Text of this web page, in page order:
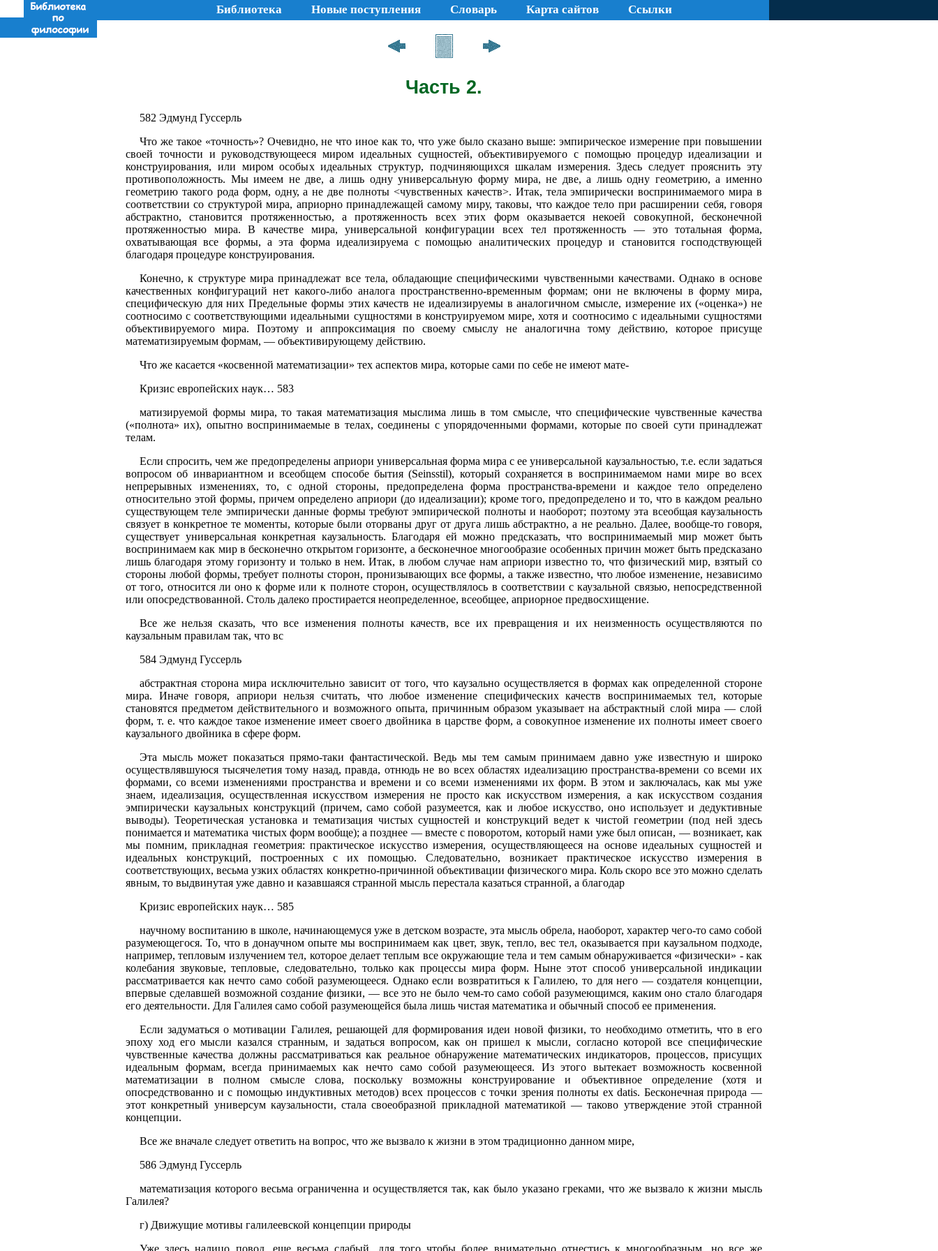
Библиотека Новые поступления Словарь Карта сайтов Ссылки
Часть 2.
582 Эдмунд Гуссерль
Что же такое «точность»? Очевидно, не что иное как то, что уже было сказано выше: эмпирическое измерение при повышении
своей точности и руководствующееся миром идеальных сущностей, объективируемого с помощью процедур идеализации и
конструирования, или миром особых идеальных структур, подчиняющихся шкалам измерения. Здесь следует прояснить эту
противоположность. Мы имеем не две, а лишь одну универсальную форму мира, не две, а лишь одну геометрию, а именно
геометрию такого рода форм, одну, а не две полноты <чувственных качеств>. Итак, тела эмпирически воспринимаемого мира в
соответствии со структурой мира, априорно принадлежащей самому миру, таковы, что каждое тело при расширении себя, говоря
абстрактно, становится протяженностью, а протяженность всех этих форм оказывается некоей совокупной, бесконечной
протяженностью мира. В качестве мира, универсальной конфигурации всех тел протяженность — это тотальная форма,
охватывающая все формы, а эта форма идеализируема с помощью аналитических процедур и становится господствующей
благодаря процедуре конструирования.
Конечно, к структуре мира принадлежат все тела, обладающие специфическими чувственными качествами. Однако в основе
качественных конфигураций нет какого-либо аналога пространственно-временным формам; они не включены в форму мира,
специфическую для них Предельные формы этих качеств не идеализируемы в аналогичном смысле, измерение их («оценка») не
соотносимо с соответствующими идеальными сущностями в конструируемом мире, хотя и соотносимо с идеальными сущностями
объективируемого мира. Поэтому и аппроксимация по своему смыслу не аналогична тому действию, которое присуще
математизируемым формам, — объективирующему действию.
Что же касается «косвенной математизации» тех аспектов мира, которые сами по себе не имеют мате-
Кризис европейских наук… 583
матизируемой формы мира, то такая математизация мыслима лишь в том смысле, что специфические чувственные качества
(«полнота» их), опытно воспринимаемые в телах, соединены с упорядоченными формами, которые по своей сути принадлежат
телам.
Если спросить, чем же предопределены априори универсальная форма мира с ее универсальной каузальностью, т.е. если задаться
вопросом об инвариантном и всеобщем способе бытия (Seinsstil), который сохраняется в воспринимаемом нами мире во всех
непрерывных изменениях, то, с одной стороны, предопределена форма пространства-времени и каждое тело определено
относительно этой формы, причем определено априори (до идеализации); кроме того, предопределено и то, что в каждом реально
существующем теле эмпирически данные формы требуют эмпирической полноты и наоборот; поэтому эта всеобщая каузальность
связует в конкретное те моменты, которые были оторваны друг от друга лишь абстрактно, а не реально. Далее, вообще-то говоря,
существует универсальная конкретная каузальность. Благодаря ей можно предсказать, что воспринимаемый мир может быть
воспринимаем как мир в бесконечно открытом горизонте, а бесконечное многообразие особенных причин может быть предсказано
лишь благодаря этому горизонту и только в нем. Итак, в любом случае нам априори известно то, что физический мир, взятый со
стороны любой формы, требует полноты сторон, пронизывающих все формы, а также известно, что любое изменение, независимо
от того, относится ли оно к форме или к полноте сторон, осуществлялось в соответствии с каузальной связью, непосредственной
или опосредствованной. Столь далеко простирается неопределенное, всеобщее, априорное предвосхищение.
Все же нельзя сказать, что все изменения полноты качеств, все их превращения и их неизменность осуществляются по
каузальным правилам так, что вс
584 Эдмунд Гуссерль
абстрактная сторона мира исключительно зависит от того, что каузально осуществляется в формах как определенной стороне
мира. Иначе говоря, априори нельзя считать, что любое изменение специфических качеств воспринимаемых тел, которые
становятся предметом действительного и возможного опыта, причинным образом указывает на абстрактный слой мира — слой
форм, т. е. что каждое такое изменение имеет своего двойника в царстве форм, а совокупное изменение их полноты имеет своего
каузального двойника в сфере форм.
Эта мысль может показаться прямо-таки фантастической. Ведь мы тем самым принимаем давно уже известную и широко
осуществлявшуюся тысячелетия тому назад, правда, отнюдь не во всех областях идеализацию пространства-времени со всеми их
формами, со всеми изменениями пространства и времени и со всеми изменениями их форм. В этом и заключалась, как мы уже
знаем, идеализация, осуществленная искусством измерения не просто как искусством измерения, а как искусством создания
эмпирически каузальных конструкций (причем, само собой разумеется, как и любое искусство, оно использует и дедуктивные
выводы). Теоретическая установка и тематизация чистых сущностей и конструкций ведет к чистой геометрии (под ней здесь
понимается и математика чистых форм вообще); а позднее — вместе с поворотом, который нами уже был описан, — возникает, как
мы помним, прикладная геометрия: практическое искусство измерения, осуществляющееся на основе идеальных сущностей и
идеальных конструкций, построенных с их помощью. Следовательно, возникает практическое искусство измерения в
соответствующих, весьма узких областях конкретно-причинной объективации физического мира. Коль скоро все это можно сделать
явным, то выдвинутая уже давно и казавшаяся странной мысль перестала казаться странной, а благодар
Кризис европейских наук… 585
научному воспитанию в школе, начинающемуся уже в детском возрасте, эта мысль обрела, наоборот, характер чего-то само собой
разумеющегося. То, что в донаучном опыте мы воспринимаем как цвет, звук, тепло, вес тел, оказывается при каузальном подходе,
например, тепловым излучением тел, которое делает теплым все окружающие тела и тем самым обнаруживается «физически» - как
колебания звуковые, тепловые, следовательно, только как процессы мира форм. Ныне этот способ универсальной индикации
рассматривается как нечто само собой разумеющееся. Однако если возвратиться к Галилею, то для него — создателя концепции,
впервые сделавшей возможной создание физики, — все это не было чем-то само собой разумеющимся, каким оно стало благодаря
его деятельности. Для Галилея само собой разумеющейся была лишь чистая математика и обычный способ ее применения.
Если задуматься о мотивации Галилея, решающей для формирования идеи новой физики, то необходимо отметить, что в его
эпоху ход его мысли казался странным, и задаться вопросом, как он пришел к мысли, согласно которой все специфические
чувственные качества должны рассматриваться как реальное обнаружение математических индикаторов, процессов, присущих
идеальным формам, всегда принимаемых как нечто само собой разумеющееся. Из этого вытекает возможность косвенной
математизации в полном смысле слова, поскольку возможны конструирование и объективное определение (хотя и
опосредствованно и с помощью индуктивных методов) всех процессов с точки зрения полноты ex datis. Бесконечная природа —
этот конкретный универсум каузальности, стала своеобразной прикладной математикой — таково утверждение этой странной
концепции.
Все же вначале следует ответить на вопрос, что же вызвало к жизни в этом традиционно данном мире,
586 Эдмунд Гуссерль
математизация которого весьма ограниченна и осуществляется так, как было указано греками, что же вызвало к жизни мысль
Галилея?
г) Движущие мотивы галилеевской концепции природы
Уже здесь налицо повод, еще весьма слабый, для того чтобы более внимательно отнестись к многообразным, но все же